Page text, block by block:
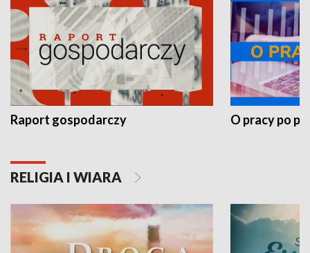
Raport gospodarczy O pracy po
RELIGIA I WIARA